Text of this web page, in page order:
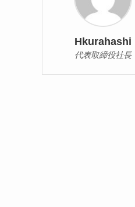
Hkurahashi
代表取締役社長